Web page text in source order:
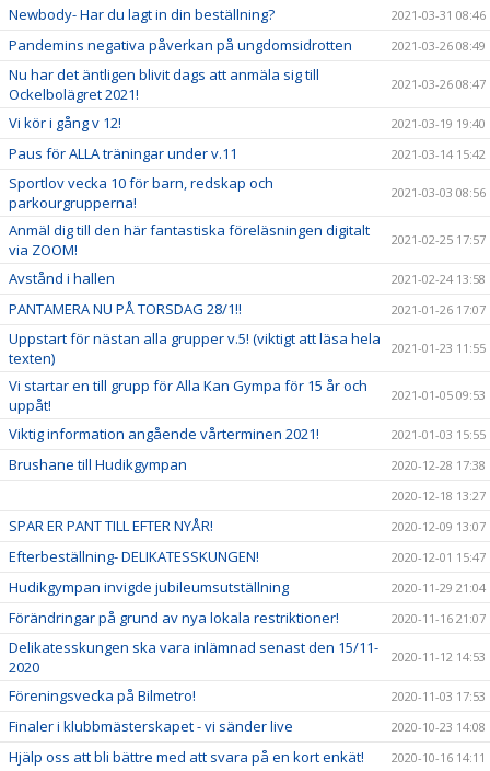
Newbody- Har du lagt in din beställning? 2021-03-31 08:46
Pandemins negativa påverkan på ungdomsidrotten 2021-03-26 08:49
Nu har det äntligen blivit dags att anmäla sig till
Ockelbolägret 2021!
2021-03-26 08:47
Vi kör i gång v 12! 2021-03-19 19:40
Paus för ALLA träningar under v.11 2021-03-14 15:42
Sportlov vecka 10 för barn, redskap och
parkourgrupperna!
2021-03-03 08:56
Anmäl dig till den här fantastiska föreläsningen digitalt
via ZOOM!
2021-02-25 17:57
Avstånd i hallen 2021-02-24 13:58
PANTAMERA NU PÅ TORSDAG 28/1!! 2021-01-26 17:07
Uppstart för nästan alla grupper v.5! (viktigt att läsa hela
texten)
2021-01-23 11:55
Vi startar en till grupp för Alla Kan Gympa för 15 år och
uppåt!
2021-01-05 09:53
Viktig information angående vårterminen 2021! 2021-01-03 15:55
Brushane till Hudikgympan
2020-12-28 17:38
2020-12-18 13:27
SPAR ER PANT TILL EFTER NYÅR! 2020-12-09 13:07
Efterbeställning- DELIKATESSKUNGEN! 2020-12-01 15:47
Hudikgympan invigde jubileumsutställning 2020-11-29 21:04
Förändringar på grund av nya lokala restriktioner! 2020-11-16 21:07
Delikatesskungen ska vara inlämnad senast den 15/11-
2020
2020-11-12 14:53
Föreningsvecka på Bilmetro! 2020-11-03 17:53
Finaler i klubbmästerskapet - vi sänder live 2020-10-23 14:08
Hjälp oss att bli bättre med att svara på en kort enkät! 2020-10-16 14:11